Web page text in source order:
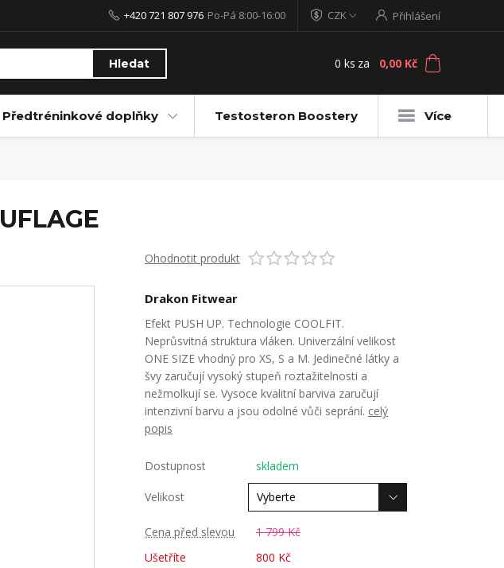
CZK Přihlášení
Hledat
+420 721 807 976 Po-Pá 8:00-16:00
0 ks za 0,00 Kč
Předtréninkové doplňky Testosteron Boostery Více
Ohodnotit produkt
Drakon Fitwear
Efekt PUSH UP. Technologie COOLFIT.
Neprůsvitná struktura vláken. Univerzální velikost
ONE SIZE vhodný pro XS, S a M. Jedinečné látky a
švy zaručují vysoký stupeň roztažitelnosti a
nežmolkují se. Vysoce kvalitní barviva zaručují
intenzivní barvu a jsou odolné vůči seprání. celý
popis
Dostupnost skladem
Velikost
Cena před slevou
1 799 Kč
Ušetříte
800 Kč